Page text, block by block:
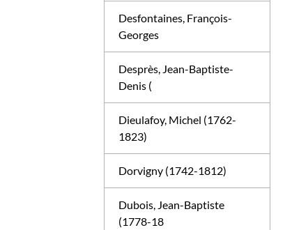
Desfontaines, François-
Georges
Desprès, Jean-Baptiste-
Denis (
Dieulafoy, Michel (1762-
1823)
Dorvigny (1742-1812)
Dubois, Jean-Baptiste
(1778-18